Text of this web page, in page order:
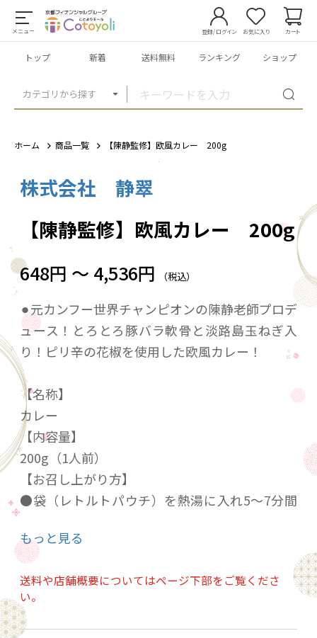
メニュー
カテゴリから探す
登録/ログイン お気に入り カート
トップ 新着 送料無料 ランキング ショップ
ホーム 商品一覧 【陳静監修】欧風カレー 200g
株式会社 静翠
【陳静監修】欧風カレー 200g
648円 ～ 4,536円 （税込）
⚫︎元カンフー世界チャンピオンの陳静老師プロデ
ュース！とろとろ豚バラ軟骨と淡路島玉ねぎ入
り！ピリ辛の花椒を使用した欧風カレー！
【名称】
カレー
【内容量】
200g（1人前）
【お召し上がり方】
●袋（レトルトパウチ）を熱湯に入れ5～7分間
●電子レンジの場合、袋（レトルトパウチ）の
中身を深めのレンジ対応の耐熱容器に移し替え
てラップをかけ、500Wの場合、約2分間温めて
お召し上がりください。（加熱時間は、機種・
ワット数により異なりますので、電子レンジの
もっと見る
送料や店舗概要についてはページ下部をご覧くださ
い。